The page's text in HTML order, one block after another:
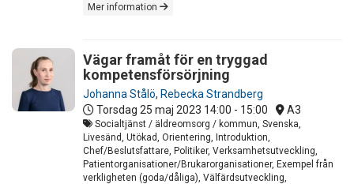
Mer information
Vägar framåt för en tryggad
kompetensförsörjning
Johanna Stålö, Rebecka Strandberg
Torsdag 25 maj 2023 14:00 - 15:00 A3
Socialtjänst / äldreomsorg / kommun, Svenska,
Livesänd, Utökad, Orientering, Introduktion,
Chef/Beslutsfattare, Politiker, Verksamhetsutveckling,
Patientorganisationer/Brukarorganisationer, Exempel från
verkligheten (goda/dåliga), Välfärdsutveckling,